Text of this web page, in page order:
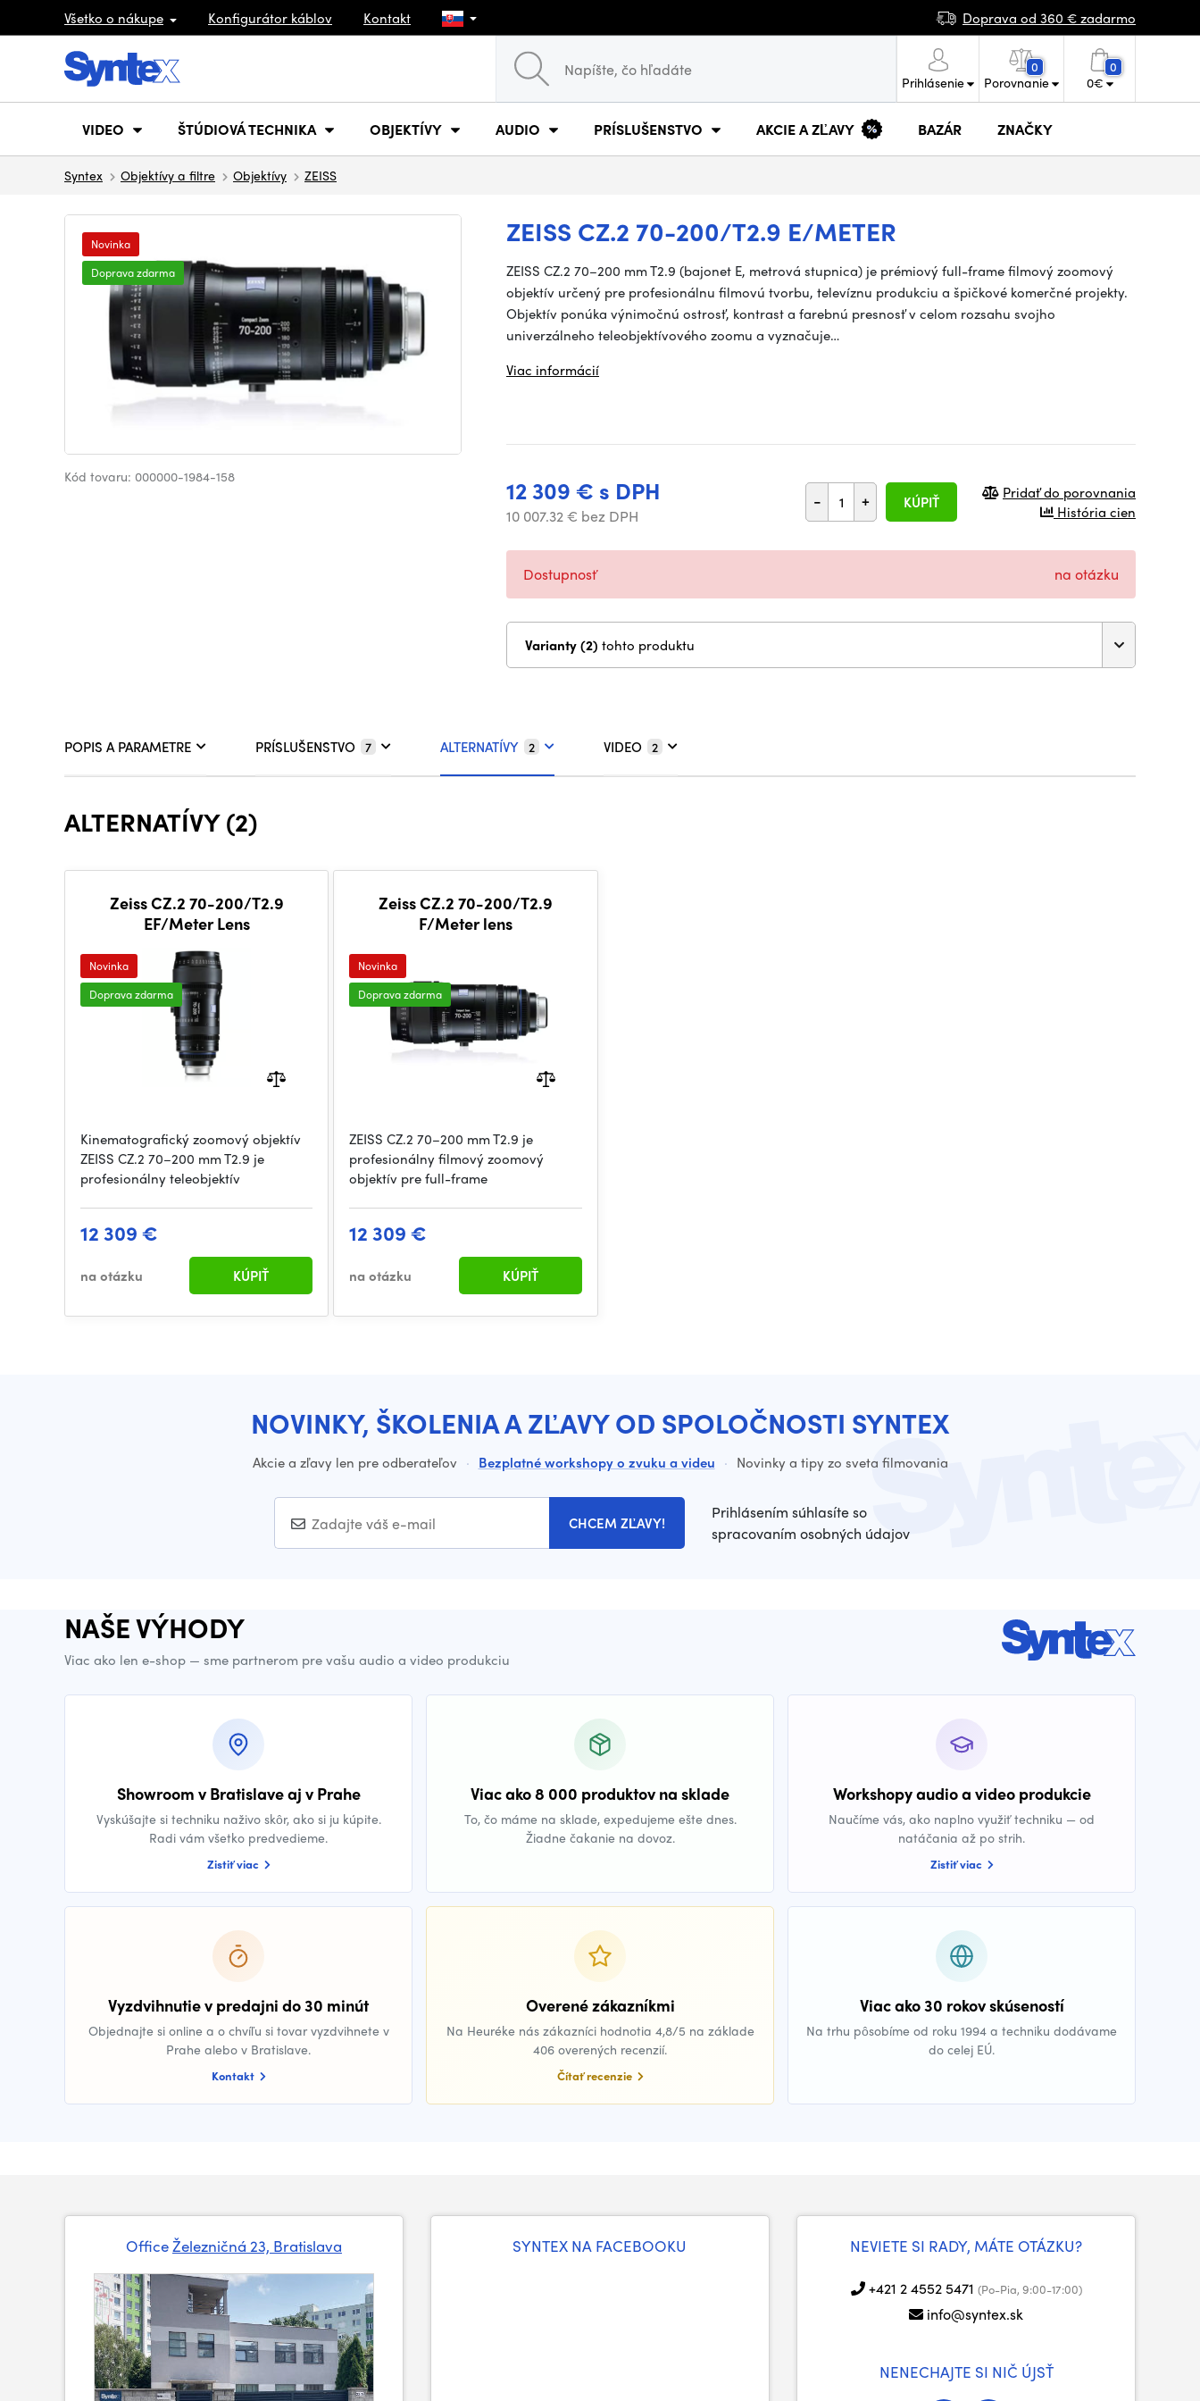
Všetko o nákupe Konfigurátor káblov Kontakt Doprava od 360 € zadarmo
Prihlásenie
0
Porovnanie
0
0€
VIDEO ŠTÚDIOVÁ TECHNIKA OBJEKTÍVY AUDIO PRÍSLUŠENSTVO AKCIE A ZĽAVY BAZÁR ZNAČKY
Syntex Objektívy a filtre Objektívy ZEISS
ZEISS CZ.2 70-200/T2.9 E/METER
Novinka
Doprava zdarma
Kód tovaru: 000000-1984-158
ZEISS CZ.2 70–200 mm T2.9 (bajonet E, metrová stupnica) je prémiový full-frame filmový zoomový
objektív určený pre profesionálnu filmovú tvorbu, televíznu produkciu a špičkové komerčné projekty.
Objektív ponúka výnimočnú ostrosť, kontrast a farebnú presnosť v celom rozsahu svojho
univerzálneho teleobjektívového zoomu a vyznačuje…
Viac informácií
12 309 € s DPH
10 007.32 € bez DPH
- + KÚPIŤ
Pridať do porovnania
História cien
Dostupnosť na otázku
Varianty (2) tohto produktu
POPIS A PARAMETRE PRÍSLUŠENSTVO 7 ALTERNATÍVY 2 VIDEO 2
ALTERNATÍVY (2)
Zeiss CZ.2 70-200/T2.9
EF/Meter Lens
Novinka
Doprava zdarma
Kinematografický zoomový objektív
ZEISS CZ.2 70–200 mm T2.9 je
profesionálny teleobjektív
12 309 €
na otázku KÚPIŤ
Zeiss CZ.2 70-200/T2.9
F/Meter lens
Novinka
Doprava zdarma
ZEISS CZ.2 70–200 mm T2.9 je
profesionálny filmový zoomový
objektív pre full-frame
12 309 €
na otázku KÚPIŤ
NOVINKY, ŠKOLENIA A ZĽAVY OD SPOLOČNOSTI SYNTEX
Akcie a zľavy len pre odberateľov · Bezplatné workshopy o zvuku a videu · Novinky a tipy zo sveta filmovania
CHCEM ZĽAVY!
Prihlásením súhlasíte so
spracovaním osobných údajov
NAŠE VÝHODY
Viac ako len e-shop — sme partnerom pre vašu audio a video produkciu
Showroom v Bratislave aj v Prahe
Vyskúšajte si techniku naživo skôr, ako si ju kúpite.
Radi vám všetko predvedieme.
Zistiť viac
Viac ako 8 000 produktov na sklade
To, čo máme na sklade, expedujeme ešte dnes.
Žiadne čakanie na dovoz.
Workshopy audio a video produkcie
Naučíme vás, ako naplno využiť techniku — od
natáčania až po strih.
Zistiť viac
Vyzdvihnutie v predajni do 30 minút
Objednajte si online a o chvíľu si tovar vyzdvihnete v
Prahe alebo v Bratislave.
Kontakt
Overené zákazníkmi
Na Heuréke nás zákazníci hodnotia 4,8/5 na základe
406 overených recenzií.
Čítať recenzie
Viac ako 30 rokov skúseností
Na trhu pôsobíme od roku 1994 a techniku dodávame
do celej EÚ.
OfficeŽelezničná 23, Bratislava SYNTEX NA FACEBOOKU NEVIETE SI RADY, MÁTE OTÁZKU?
+421 2 4552 5471 (Po-Pia, 9:00-17:00)
info@syntex.sk
NENECHAJTE SI NIČ ÚJSŤ